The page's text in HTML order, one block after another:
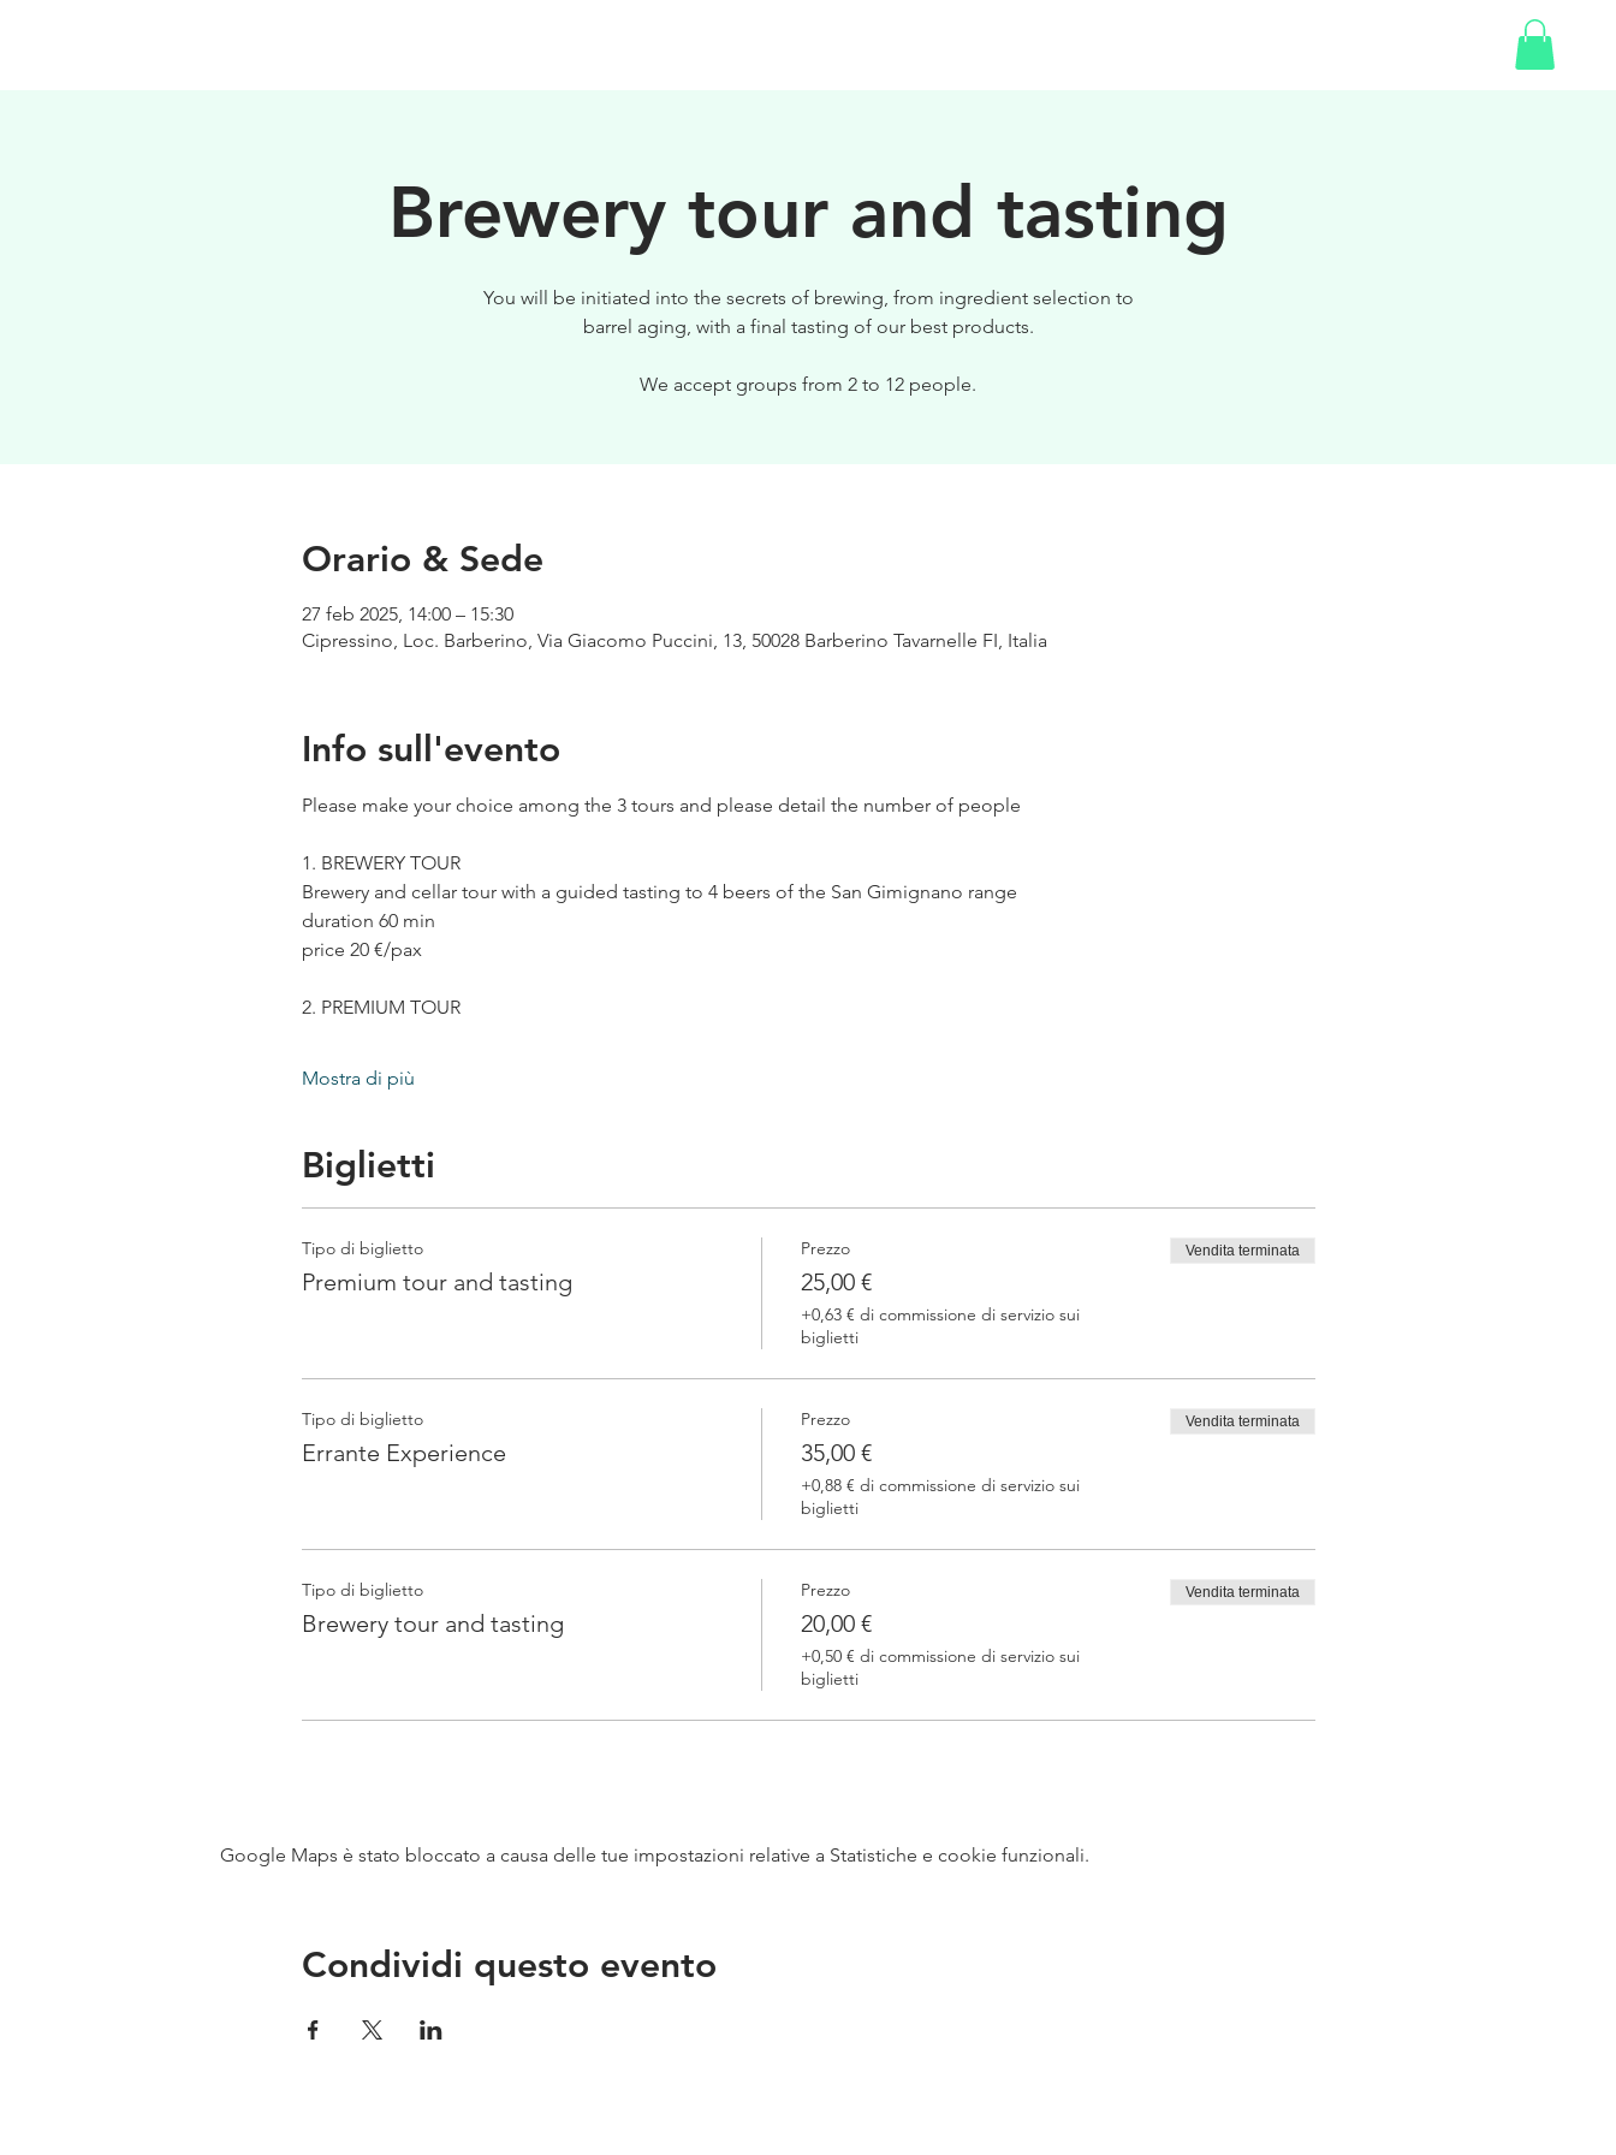
Brewery tour and tasting
You will be initiated into the secrets of brewing, from ingredient selection to
barrel aging, with a final tasting of our best products.
We accept groups from 2 to 12 people.
Orario & Sede
27 feb 2025, 14:00 – 15:30
Cipressino, Loc. Barberino, Via Giacomo Puccini, 13, 50028 Barberino Tavarnelle FI, Italia
Info sull'evento
Please make your choice among the 3 tours and please detail the number of people
1. BREWERY TOUR
Brewery and cellar tour with a guided tasting to 4 beers of the San Gimignano range
duration 60 min
price 20 €/pax
2. PREMIUM TOUR
Mostra di più
Biglietti
Tipo di biglietto
Premium tour and tasting
Prezzo
25,00 €
+0,63 € di commissione di servizio sui
biglietti
Vendita terminata
Tipo di biglietto
Errante Experience
Prezzo
35,00 €
+0,88 € di commissione di servizio sui
biglietti
Vendita terminata
Tipo di biglietto
Brewery tour and tasting
Prezzo
20,00 €
+0,50 € di commissione di servizio sui
biglietti
Vendita terminata
Google Maps è stato bloccato a causa delle tue impostazioni relative a Statistiche e cookie funzionali.
Condividi questo evento